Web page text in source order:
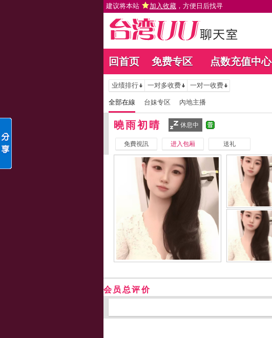
建议将本站 加入收藏 ，方便日后找寻
回首页 免费专区 点数充值中心
业绩排行 一对多收费 一对一收费
全部在線 台妹专区 內地主播
曉雨初晴 休息中
免費視訊 进入包厢 送礼
会员总评价